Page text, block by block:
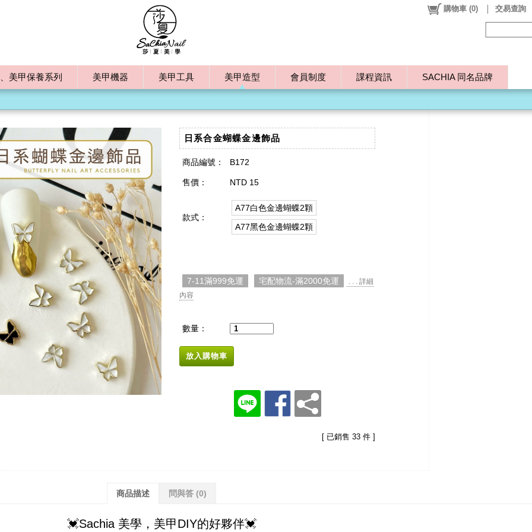
美甲保養系列 美甲機器 美甲工具 美甲造型 會員制度 課程資訊 SACHIA 同名品牌
購物車 (0) 交易查詢
日系合金蝴蝶金邊飾品
商品編號： B172
售價： NTD 15
款式：
A77白色金邊蝴蝶2顆
A77黑色金邊蝴蝶2顆
7-11滿999免運 宅配物流-滿2000免運
. . . 詳細
內容
數量：
放入購物車
[ 已銷售 33 件 ]
商品描述 問與答 (0)